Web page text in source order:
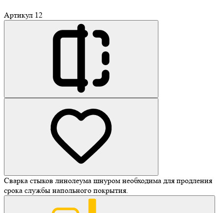
Артикул 12
Сварка стыков линолеума шнуром необходима для продления
срока службы напольного покрытия.